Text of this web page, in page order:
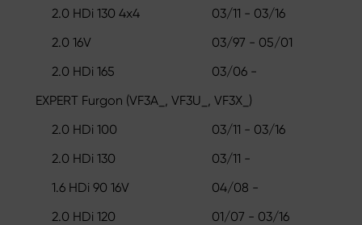
2.0 HDi 130 4x4
03/11 - 03/16
2.0 16V
03/97 - 05/01
2.0 HDi 165
03/06 -
EXPERT Furgon (VF3A_, VF3U_, VF3X_)
2.0 HDi 100
03/11 - 03/16
2.0 HDi 130
03/11 -
1.6 HDi 90 16V
04/08 -
2.0 HDi 120
01/07 - 03/16